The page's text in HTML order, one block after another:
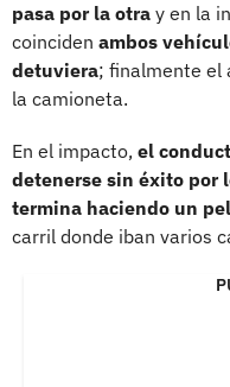
pasa por la otra y en la
coinciden ambos
detuviera; finalmente el
la camioneta.
En el impacto, el
detenerse sin éxito por
termina haciendo un
carril donde iban varios